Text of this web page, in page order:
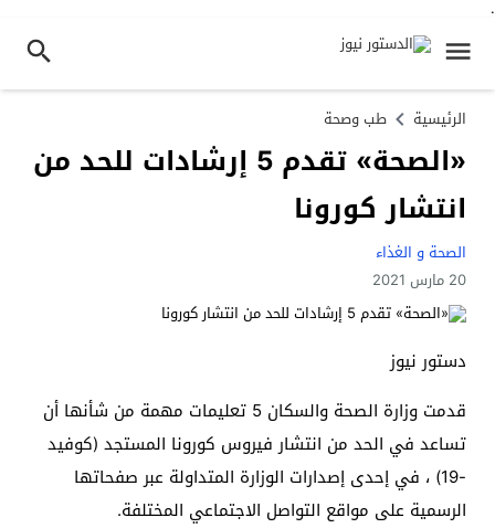
.
الرئيسية طب وصحة
«الصحة» تقدم 5 إرشادات للحد من
انتشار كورونا
الصحة و الغذاء
20 مارس 2021
دستور نيوز
قدمت وزارة الصحة والسكان 5 تعليمات مهمة من شأنها أن
تساعد في الحد من انتشار فيروس كورونا المستجد (كوفيد
-19) ، في إحدى إصدارات الوزارة المتداولة عبر صفحاتها
الرسمية على مواقع التواصل الاجتماعي المختلفة.